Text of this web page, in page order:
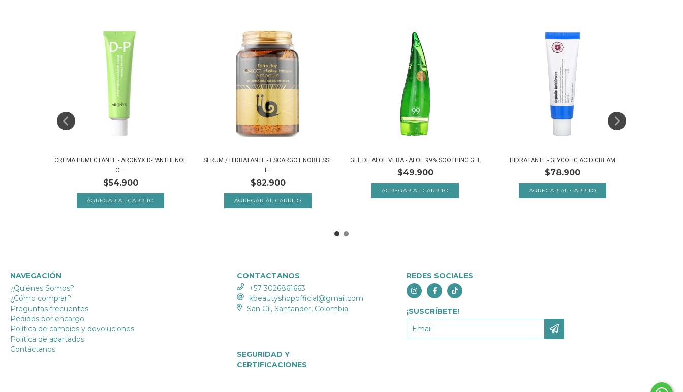
CREMA HUMECTANTE - ARONYX D-PANTHENOL
CI...
$54.900
SERUM / HIDRATANTE - ESCARGOT NOBLESSE
I...
$82.900
GEL DE ALOE VERA - ALOE 99% SOOTHING GEL
$49.900
HIDRATANTE - GLYCOLIC ACID CREAM
$78.900
NAVEGACIÓN
¿Quiénes Somos?
¿Cómo comprar?
Preguntas frecuentes
Pedidos por encargo
Política de cambios y devoluciones
Política de apartados
Contáctanos
CONTACTANOS
+57 3026861663
kbeautyshopofficial@gmail.com
San Gil, Santander, Colombia
REDES SOCIALES
¡SUSCRÍBETE!
SEGURIDAD Y
CERTIFICACIONES